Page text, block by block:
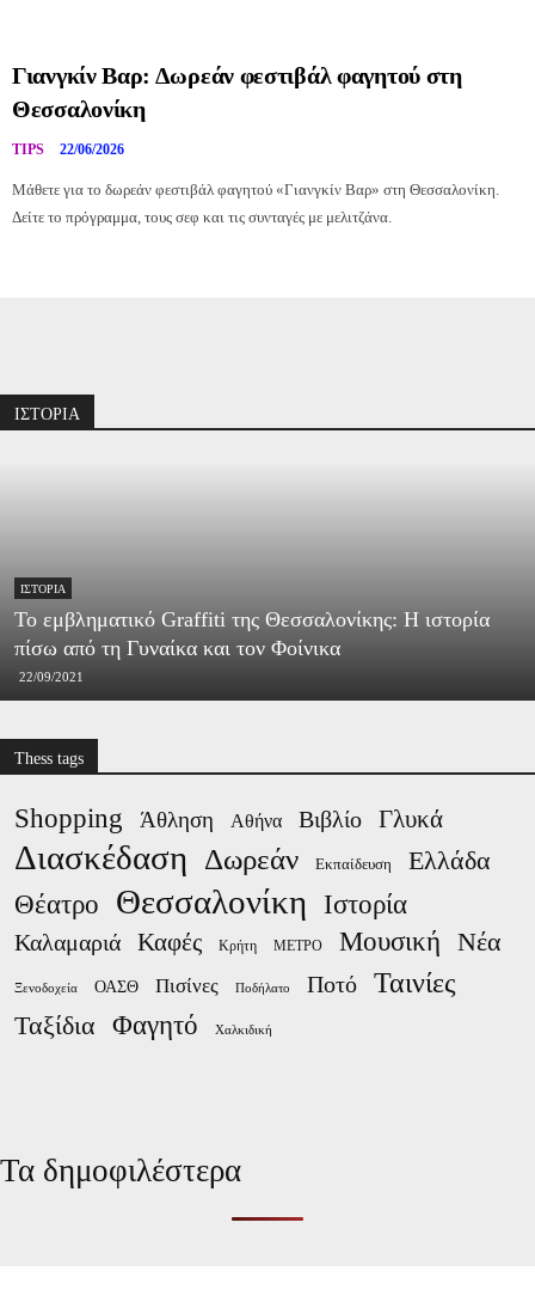
Γιανγκίν Βαρ: Δωρεάν φεστιβάλ φαγητού στη
Θεσσαλονίκη
TIPS 22/06/2026
Μάθετε για το δωρεάν φεστιβάλ φαγητού «Γιανγκίν Βαρ» στη Θεσσαλονίκη.
Δείτε το πρόγραμμα, τους σεφ και τις συνταγές με μελιτζάνα.
ΙΣΤΟΡΙΑ
ΙΣΤΟΡΊΑ
Το εμβληματικό Graffiti της Θεσσαλονίκης: Η ιστορία
πίσω από τη Γυναίκα και τον Φοίνικα
22/09/2021
Thess tags
Shopping Άθληση Αθήνα Βιβλίο Γλυκά
Διασκέδαση Δωρεάν Εκπαίδευση
Ελλάδα
Θέατρο
Θεσσαλονίκη Ιστορία
Καλαμαριά Καφές Κρήτη ΜΕΤΡΟ Μουσική Νέα
Ξενοδοχεία ΟΑΣΘ Πισίνες Ποδήλατο Ποτό Ταινίες
Ταξίδια Φαγητό Χαλκιδική
Τα δημοφιλέστερα